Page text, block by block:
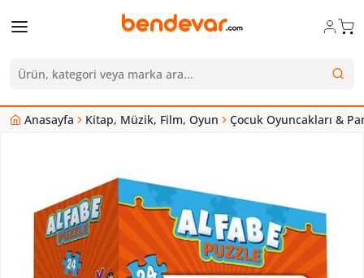
Anasayfa Kitap, Müzik, Film, Oyun Çocuk Oyuncakları &